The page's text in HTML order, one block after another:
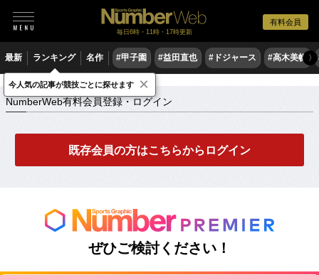
有料会員
毎日6時・11時・17時更新
最新 ランキング 名作 #甲子園 #益田直也 #ドジャース #高木美帆 〉
NumberWeb有料会員登録・ログイン
NumberWeb有料会員登録・ログイン
既存会員の方はこちらからログイン
ぜひご検討ください！
今人気の記事が競技ごとに探せます ×